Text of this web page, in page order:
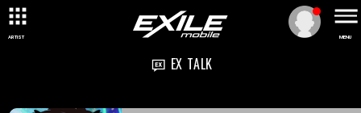
ARTIST MENU
EX TALK